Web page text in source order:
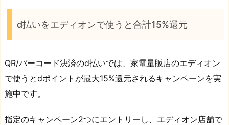
d払いをエディオンで使うと合計15%還元
QR/バーコード決済のd払いでは、家電量販店のエディオン
で使うとdポイントが最大15%還元されるキャンペーンを実
施中です。
指定のキャンペーン2つにエントリーし、エディオン店舗で